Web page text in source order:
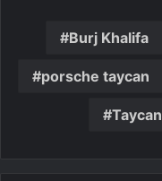
Burj Khalifa
porsche taycan
Taycan